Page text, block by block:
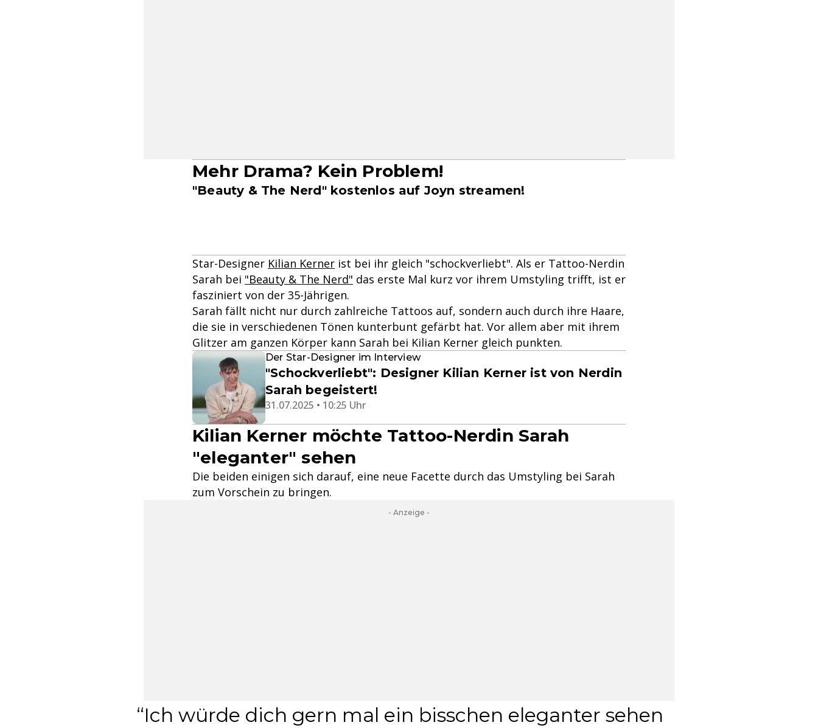
Mehr Drama? Kein Problem!
"Beauty & The Nerd" kostenlos auf Joyn streamen!
Star-Designer Kilian Kerner ist bei ihr gleich "schockverliebt". Als er Tattoo-Nerdin
Sarah bei "Beauty & The Nerd" das erste Mal kurz vor ihrem Umstyling trifft, ist er
fasziniert von der 35-Jährigen.
Sarah fällt nicht nur durch zahlreiche Tattoos auf, sondern auch durch ihre Haare,
die sie in verschiedenen Tönen kunterbunt gefärbt hat. Vor allem aber mit ihrem
Glitzer am ganzen Körper kann Sarah bei Kilian Kerner gleich punkten.
Der Star-Designer im Interview
"Schockverliebt": Designer Kilian Kerner ist von Nerdin
Sarah begeistert!
31.07.2025 • 10:25 Uhr
Kilian Kerner möchte Tattoo-Nerdin Sarah
"eleganter" sehen
Die beiden einigen sich darauf, eine neue Facette durch das Umstyling bei Sarah
zum Vorschein zu bringen.
- Anzeige -
Ich würde dich gern mal ein bisschen eleganter sehen